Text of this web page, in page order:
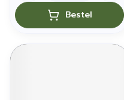
Bestel